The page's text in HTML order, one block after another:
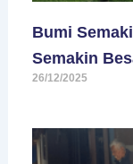
Bumi
Semakin
26/12/2025